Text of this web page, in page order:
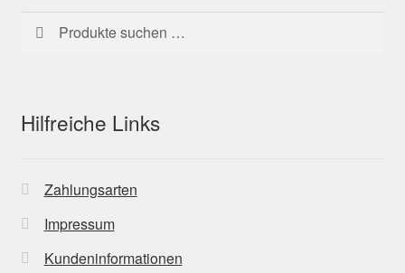
Suchen
nach:
Suchen
Hilfreiche Links
Zahlungsarten
Impressum
Kundeninformationen